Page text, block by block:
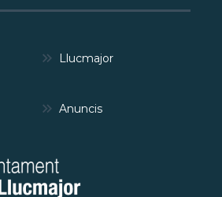
Llucmajor
Anuncis